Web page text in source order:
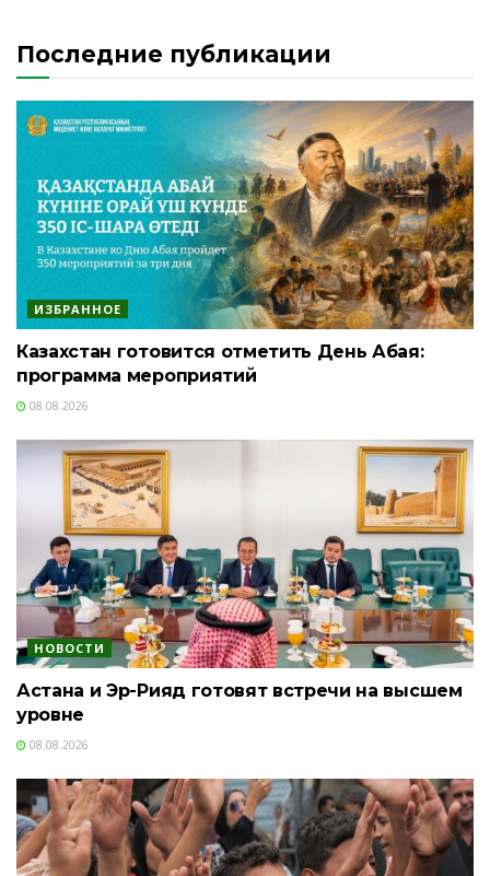
Последние публикации
ИЗБРАННОЕ
Казахстан готовится отметить День Абая:
программа мероприятий
08.08.2026
НОВОСТИ
Астана и Эр-Рияд готовят встречи на высшем
уровне
08.08.2026